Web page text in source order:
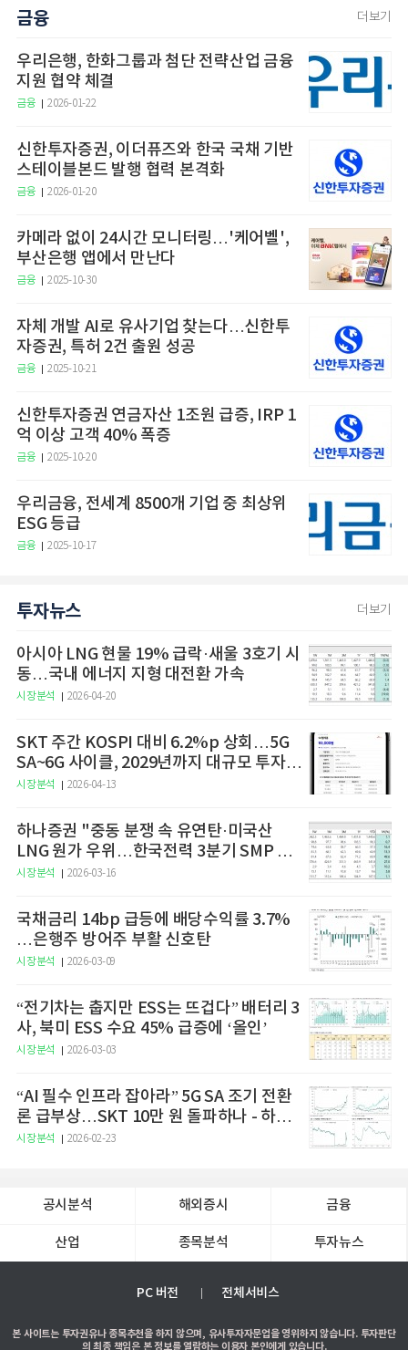
금융 더보기
우리은행, 한화그룹과 첨단 전략산업 금융
지원 협약 체결
금융 2026-01-22
신한투자증권, 이더퓨즈와 한국 국채 기반
스테이블본드 발행 협력 본격화
금융 2026-01-20
카메라 없이 24시간 모니터링…'케어벨',
부산은행 앱에서 만난다
금융 2025-10-30
자체 개발 AI로 유사기업 찾는다…신한투
자증권, 특허 2건 출원 성공
금융 2025-10-21
신한투자증권 연금자산 1조원 급증, IRP 1
억 이상 고객 40% 폭증
금융 2025-10-20
우리금융, 전세계 8500개 기업 중 최상위
ESG 등급
금융 2025-10-17
투자뉴스 더보기
아시아 LNG 현물 19% 급락·새울 3호기 시
동…국내 에너지 지형 대전환 가속
시장분석 2026-04-20
SKT 주간 KOSPI 대비 6.2%p 상회…5G
SA~6G 사이클, 2029년까지 대규모 투자
예고
시장분석 2026-04-13
하나증권 "중동 분쟁 속 유연탄·미국산
LNG 원가 우위…한국전력 3분기 SMP 상
승 전망"
시장분석 2026-03-16
국채금리 14bp 급등에 배당수익률 3.7%
…은행주 방어주 부활 신호탄
시장분석 2026-03-09
“전기차는 춥지만 ESS는 뜨겁다” 배터리 3
사, 북미 ESS 수요 45% 급증에 ‘올인’
시장분석 2026-03-03
“AI 필수 인프라 잡아라” 5G SA 조기 전환
론 급부상…SKT 10만 원 돌파하나 - 하나
증권
시장분석 2026-02-23
공시분석 해외증시 금융
산업 종목분석 투자뉴스
PC 버전 전체서비스
본 사이트는 투자권유나 종목추천을 하지 않으며, 유사투자자문업을 영위하지 않습니다. 투자판단
의 최종 책임은 본 정보를 열람하는 이용자 본인에게 있습니다.